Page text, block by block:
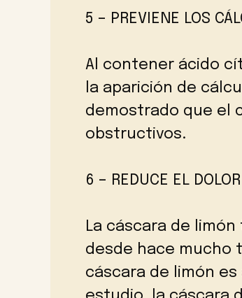
5 – PREVIENE LOS
Al contener ácido
la aparición de
demostrado que el
obstructivos.
6 – REDUCE EL
La cáscara de
desde hace mucho
cáscara de limón